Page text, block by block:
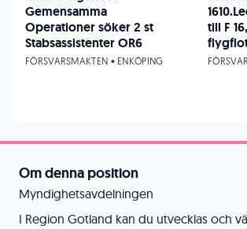
Om denna position
Myndighetsavdelningen
I Region Gotland kan du utvecklas och
Gemensamma
Operationer söker 2 st
Stabsassistenter OR6
FÖRSVARSMAKTEN • ENKÖPING
till F